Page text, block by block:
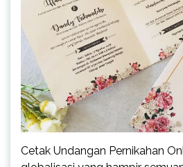
Cetak Undangan Pernikahan